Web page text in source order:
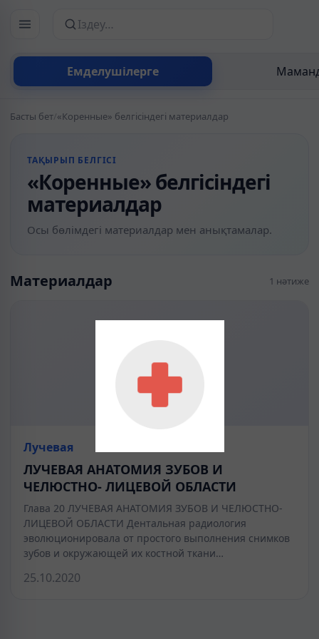
Емделушілерге
Сайттан іздеу
Басты бет/«Коренные» белгісіндегі материалдар
ТАҚЫРЫП БЕЛГІСІ
«Коренные» белгісіндегі
материалдар
Осы бөлімдегі материалдар мен анықтамалар.
Материалдар 1 нәтиже
Лучевая
ЛУЧЕВАЯ АНАТОМИЯ ЗУБОВ И
ЧЕЛЮСТНО- ЛИЦЕВОЙ ОБЛАСТИ
Глава 20 ЛУЧЕВАЯ АНАТОМИЯ ЗУБОВ И ЧЕЛЮСТНО-
ЛИЦЕВОЙ ОБЛАСТИ Дентальная радиология
эволюционировала от простого выполнения снимков
зубов и ок­ружающей их костной ткани…
25.10.2020